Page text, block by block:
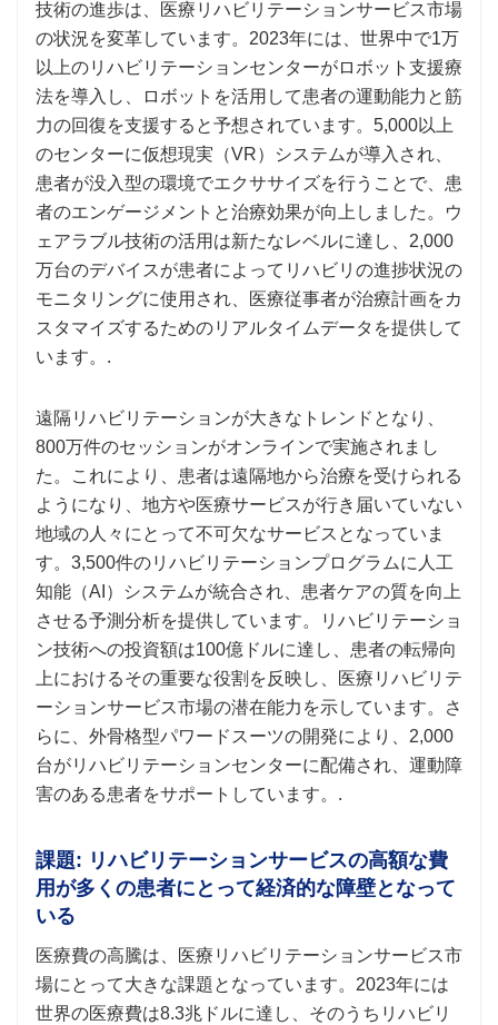
技術の進歩は、医療リハビリテーションサービス市場
の状況を変革しています。2023年には、世界中で1万
以上のリハビリテーションセンターがロボット支援療
法を導入し、ロボットを活用して患者の運動能力と筋
力の回復を支援すると予想されています。5,000以上
のセンターに仮想現実（VR）システムが導入され、
患者が没入型の環境でエクササイズを行うことで、患
者のエンゲージメントと治療効果が向上しました。ウ
ェアラブル技術の活用は新たなレベルに達し、2,000
万台のデバイスが患者によってリハビリの進捗状況の
モニタリングに使用され、医療従事者が治療計画をカ
スタマイズするためのリアルタイムデータを提供して
います。.
遠隔リハビリテーションが大きなトレンドとなり、
800万件のセッションがオンラインで実施されまし
た。これにより、患者は遠隔地から治療を受けられる
ようになり、地方や医療サービスが行き届いていない
地域の人々にとって不可欠なサービスとなっていま
す。3,500件のリハビリテーションプログラムに人工
知能（AI）システムが統合され、患者ケアの質を向上
させる予測分析を提供しています。リハビリテーショ
ン技術への投資額は100億ドルに達し、患者の転帰向
上におけるその重要な役割を反映し、医療リハビリテ
ーションサービス市場の潜在能力を示しています。さ
らに、外骨格型パワードスーツの開発により、2,000
台がリハビリテーションセンターに配備され、運動障
害のある患者をサポートしています。.
課題: リハビリテーションサービスの高額な費
用が多くの患者にとって経済的な障壁となって
いる
医療費の高騰は、医療リハビリテーションサービス市
場にとって大きな課題となっています。2023年には
世界の医療費は8.3兆ドルに達し、そのうちリハビリ